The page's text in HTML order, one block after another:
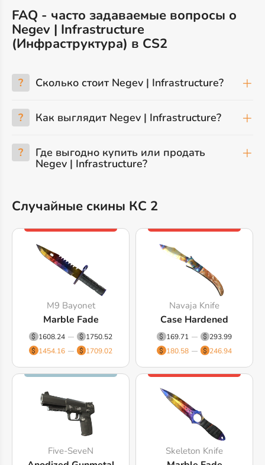
FAQ - часто задаваемые вопросы о
Negev | Infrastructure
(Инфраструктура) в CS2
? Сколько стоит Negev | Infrastructure?
? Как выглядит Negev | Infrastructure?
? Где выгодно купить или продать
Negev | Infrastructure?
Случайные скины КС 2
M9 Bayonet
Marble Fade
1608.24
1750.52
1454.16
1709.02
Navaja Knife
Case Hardened
169.71
293.99
180.58
246.94
Five-SeveN Skeleton Knife